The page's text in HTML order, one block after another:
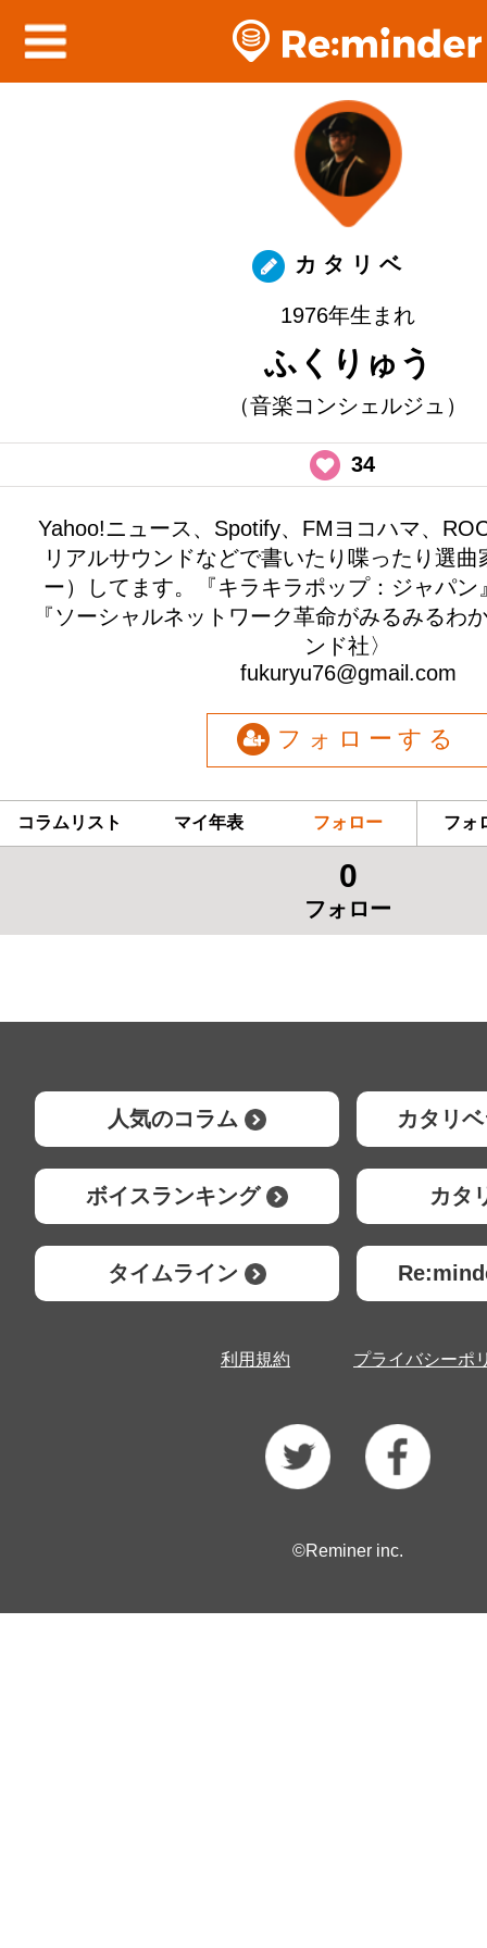
カ タ リ ベ
1976年生まれ
ふくりゅう
（音楽コンシェルジュ）
34
Yahoo!ニュース、Spotify、FMヨコハマ、
リアルサウンドなどで書いたり喋ったり選
ー）してます。『キラキラポップ：ジャパン
『ソーシャルネットワーク革命がみるみるわ
ンド社〉
fukuryu76@gmail.com
フォローする
コラムリスト マイ年表 フォロー フォ
0
フォロー
人気のコラム カタリ
ボイスランキング カタ
タイムライン
利用規約 プライバシーポ
©Reminer inc.